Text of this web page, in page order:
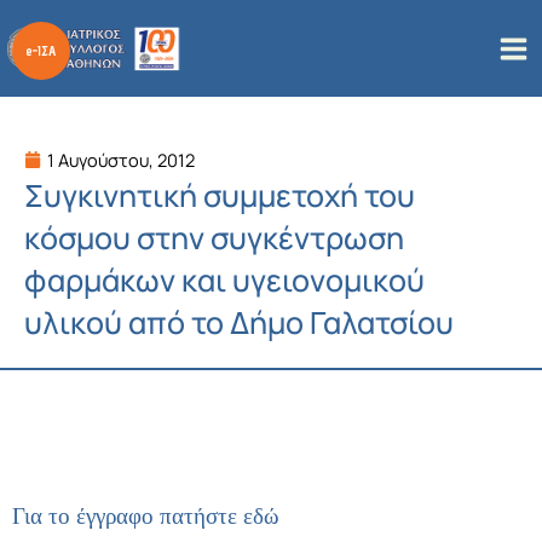
στο
περιεχόμενο
1 Αυγούστου, 2012
Συγκινητική συμμετοχή του
κόσμου στην συγκέντρωση
φαρμάκων και υγειονομικού
υλικού από το Δήμο Γαλατσίου
Για το έγγραφο πατήστε εδώ